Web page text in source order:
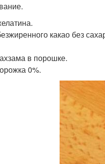
какао без
в порошке.
0%.